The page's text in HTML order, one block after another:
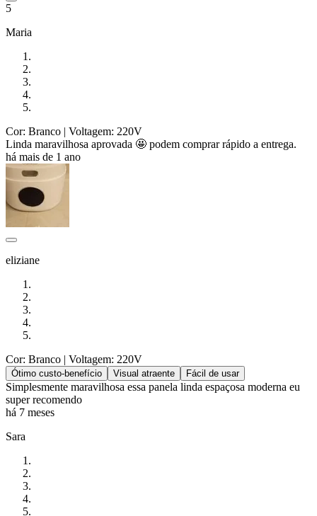
5
Maria
Cor: Branco | Voltagem: 220V
Linda maravilhosa aprovada 🤩 podem comprar rápido a entrega.
há mais de 1 ano
eliziane
Cor: Branco | Voltagem: 220V
Ótimo custo-benefício Visual atraente Fácil de usar
Simplesmente maravilhosa essa panela linda espaçosa moderna eu
super recomendo
há 7 meses
Sara